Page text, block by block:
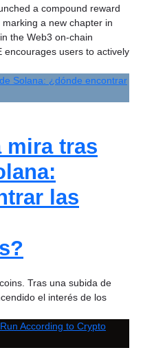
a compound reward
a new chapter in
the Web3 on-chain
encourages users to actively
mira tras
las
Tras una subida de
el interés de los